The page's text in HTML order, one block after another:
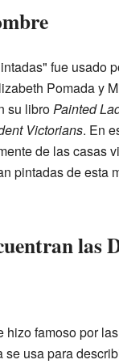
fue usado
Pomada y
su libroPainted
Victorians. En
de las casas
pintadas de esta
las
hizo famoso por
se usa para